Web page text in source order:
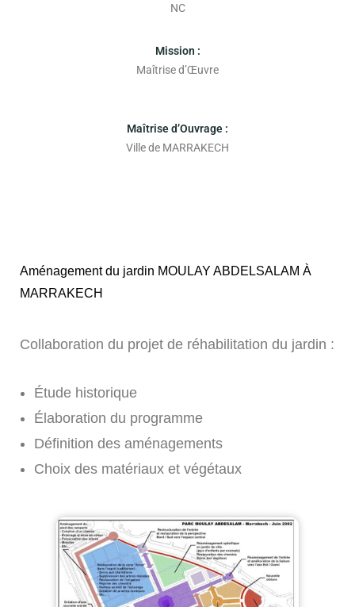
NC
Mission :
Maîtrise d’Œuvre
Maîtrise d’Ouvrage :
Ville de MARRAKECH
Aménagement du jardin MOULAY ABDELSALAM À
MARRAKECH
Collaboration du projet de réhabilitation du jardin :
Étude historique
Élaboration du programme
Définition des aménagements
Choix des matériaux et végétaux